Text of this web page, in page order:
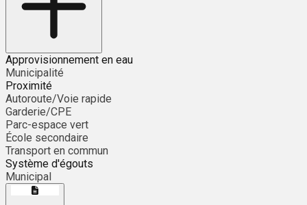
Approvisionnement en eau
Municipalité
Proximité
Autoroute/Voie rapide
Garderie/CPE
Parc-espace vert
École secondaire
Transport en commun
Système d'égouts
Municipal